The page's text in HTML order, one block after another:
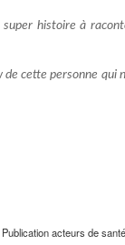
histoire à
cette personne
acteurs de